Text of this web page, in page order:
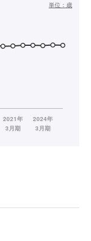
単位： 歳